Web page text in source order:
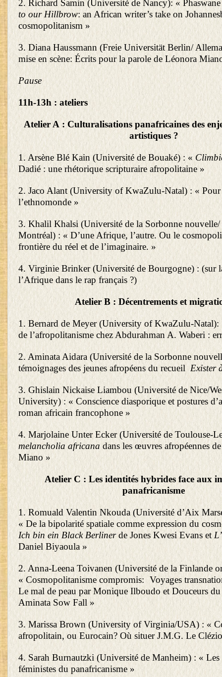
2. Richard Samin (Université de Nancy): «
to our Hillbrow: an African writer’s take on
cosmopolitanism »
3. Diana Haussmann (Freie Universität Berlin/
mise en scène: Écrits pour la parole de Léonora
Pause
11h-13h : ateliers
Atelier A : Culturalisations panafricaines des
artistiques ?
1. Arsène Blé Kain (Université de Bouaké) : «
Dadié : une rhétorique scripturaire afropolitaine »
2. Jaco Alant (University of KwaZulu-Natal) : « Pour
l’ethnomonde »
3. Khalil Khalsi (Université de la Sorbonne
Montréal) : « D’une Afrique, l’autre. Ou le
frontière du réel et de l’imaginaire. »
4. Virginie Brinker (Université de Bourgogne) : (sur
l’Afrique dans le rap français ?)
Atelier B : Décentrements et
1. Bernard de Meyer (University of KwaZulu-Natal):
de l’afropolitanisme chez Abdurahman A. Waberi :
2. Aminata Aidara (Université de la Sorbonne
témoignages des jeunes afropéens du recueil Exister
3. Ghislain Nickaise Liambou (Université de Nice/
University) : « Conscience diasporique et postures
roman africain francophone »
4. Marjolaine Unter Ecker (Université de Toulouse-
melancholia africana dans les œuvres afropéennes
Miano »
Atelier C : Les identités hybrides face aux
panafricanisme
1. Romuald Valentin Nkouda (Université d’Aix
« De la bipolarité spatiale comme expression du
Ich bin ein Black Berlinerde Jones Kwesi Evans et
Daniel Biyaoula »
2. Anna-Leena Toivanen (Université de la Finlande
« Cosmopolitanisme compromis: Voyages
Le mal de peau par Monique Ilboudo et Douceurs
Aminata Sow Fall »
3. Marissa Brown (University of Virginia/USA) : «
afropolitain, ou Eurocain? Où situer J.M.G. Le
4. Sarah Burnautzki (Université de Manheim) : «
féministes du panafricanisme »